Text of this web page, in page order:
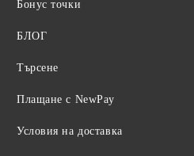
Бонус точки
БЛОГ
Търсене
Плащане с NewPay
Условия на доставка